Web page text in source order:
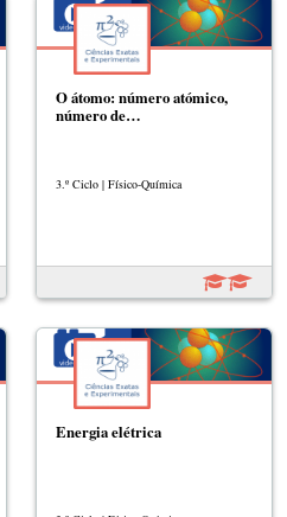
O átomo: número atómico,
número de…
3.º Ciclo | Físico-Química
Energia elétrica